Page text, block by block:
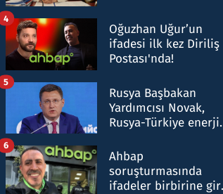
Oğuzhan Uğur’un
ifadesi ilk kez Diriliş
Postası'nda!
4
Rusya Başbakan
Yardımcısı Novak,
Rusya-Türkiye enerji
nitelikte olduğunu
belirtti
5
Ahbap
soruşturmasında
ifadeler birbirine
6